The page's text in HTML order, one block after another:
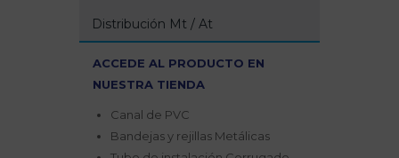
Distribución Mt / At
ACCEDE AL PRODUCTO EN
NUESTRA TIENDA
Canal de PVC
Bandejas y rejillas Metálicas